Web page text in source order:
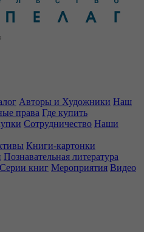
Авторы и Художники Наш
права Где купить
Сотрудничество Наши
Книги-картонки
Познавательная литература
Серии книг Мероприятия Видео